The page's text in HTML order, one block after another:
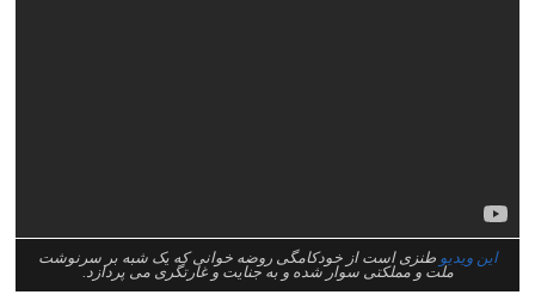
این ویدیو طنزی است از خودکامگی روضه خوانی که یک شبه بر سرنوشت
ملت و مملکتی سوار شده و به جنایت و غارتگری می پردازد.